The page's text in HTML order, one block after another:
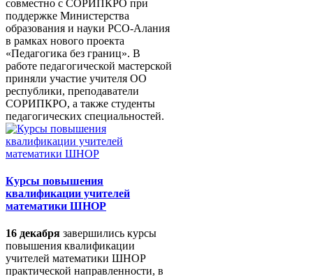
совместно с СОРИПКРО при
поддержке Министерства
образования и науки РСО-Алания
в рамках нового проекта
«Педагогика без границ». В
работе педагогической мастерской
приняли участие учителя ОО
республики, преподаватели
СОРИПКРО, а также студенты
педагогических специальностей.
Курсы повышения
квалификации учителей
математики ШНОР
16 декабря завершились курсы
повышения квалификации
учителей математики ШНОР
практической направленности, в